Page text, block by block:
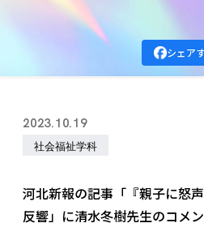
大学理念
各種方針
大学の概要
大学の歩み
学生・教職員・卒業生数
校歌の歴史
校章・マーク・カラー
大学の取り組み
大学の取り組み
カリキュラム編成ガイドライン
本学のシラバスについて
情報公開
寄附行為
総合福祉学部
福祉行政学科
共生まちづくり学部
共生まちづくり学部
教育学部
教育学科
健康科学部
入学試験
進学相談会
就職状況
取得可能な資格・免許
国際交流
シェア
2023.10.19
社会福祉学科
河北新報の記事「『親子に怒
反響」に清水冬樹先生のコメ